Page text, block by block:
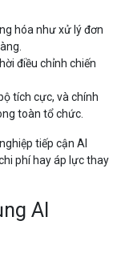
hóa như xử lý đơn
điều chỉnh chiến
tích cực, và chính
toàn tổ chức.
tiếp cận AI
phí hay áp lực thay
AI